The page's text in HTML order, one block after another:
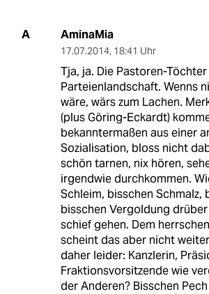
A AminaMia
17.07.2014, 18:41 Uhr
Tja, ja. Die Pastoren-
Parteienlandschaft. Wenns
wäre, wärs zum Lachen.
(plus Göring-Eckardt)
bekanntermaßen aus einer
Sozialisation, bloss nicht
schön tarnen, nix hören,
irgendwie durchkommen.
Schleim, bisschen Schmalz,
bisschen Vergoldung
schief gehen. Dem
scheint das aber nicht
daher leider: Kanzlerin,
Fraktionsvorsitzende wie
der Anderen? Bisschen